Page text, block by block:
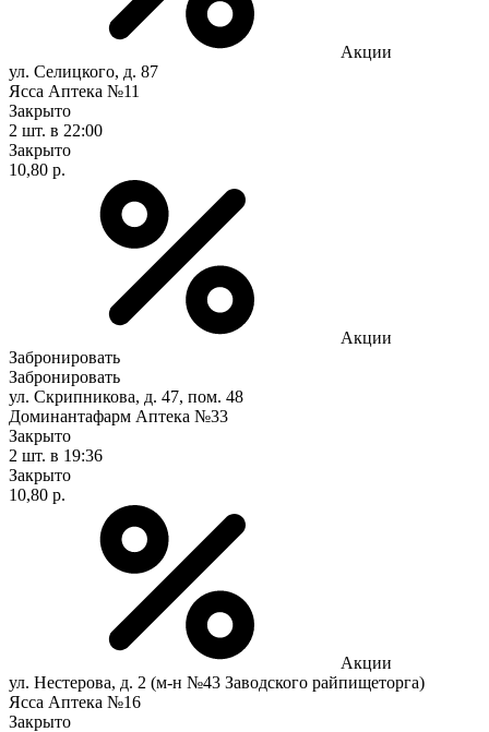
Акции
ул. Селицкого, д. 87
Ясса Аптека №11
Закрыто
2 шт. в 22:00
Закрыто
10,80 р.
Акции
Забронировать
Забронировать
ул. Скрипникова, д. 47, пом. 48
Доминантафарм Аптека №33
Закрыто
2 шт. в 19:36
Закрыто
10,80 р.
Акции
ул. Нестерова, д. 2 (м-н №43 Заводского райпищеторга)
Ясса Аптека №16
Закрыто